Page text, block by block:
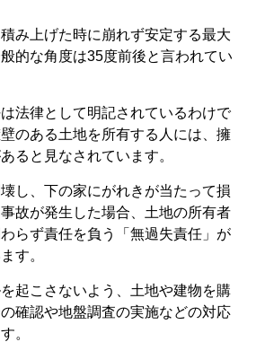
み上げた時に崩れず安定する最大
的な角度は35度前後と言われてい
法律として明記されているわけで
のある土地を所有する人には、擁
ると見なされています。
し、下の家にがれきが当たって損
故が発生した場合、土地の所有者
らず責任を負う「無過失責任」が
す。
起こさないよう、土地や建物を購
確認や地盤調査の実施などの対応
。